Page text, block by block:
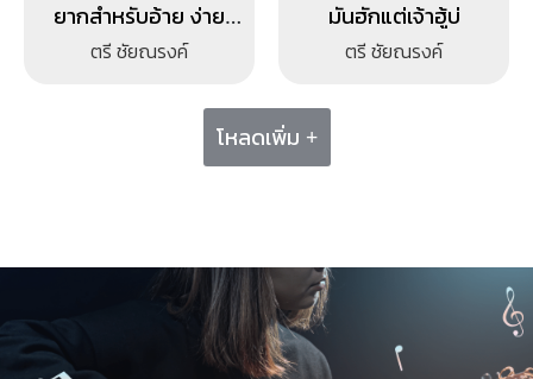
ยากสำหรับอ้าย ง่าย
สำหรับเขา
ตรี ชัยณรงค์
มันฮักแต่เจ้าฮู้บ่
ตรี ชัยณรงค์
โหลดเพิ่ม +